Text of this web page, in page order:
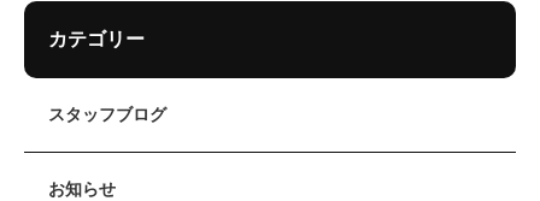
カテゴリー
スタッフブログ
お知らせ